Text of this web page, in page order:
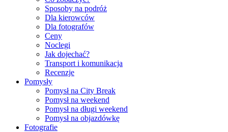
Sposoby na podróż
Dla kierowców
Dla fotografów
Ceny
Noclegi
Jak dojechać?
Transport i komunikacja
Recenzje
Pomysły
Pomysł na City Break
Pomysł na weekend
Pomysł na długi weekend
Pomysł na objazdówkę
Fotografie